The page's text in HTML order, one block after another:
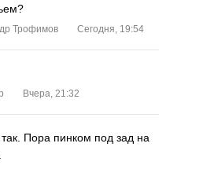
Трофимов Сегодня, 19:54
Вчера, 21:32
Пора пинком под зад на